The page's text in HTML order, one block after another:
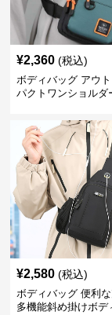
¥2,360 (税込)
ボディバッグ アウ
パクトワンショルダ
¥2,580 (税込)
ボディバッグ 便利
多機能斜め掛けボデ